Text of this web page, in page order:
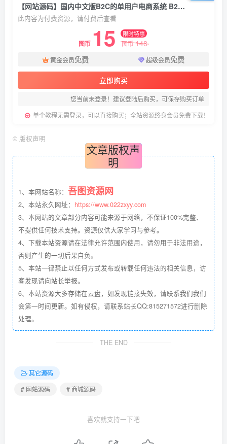
【网站源码】国内中文版B2C的单用户电商系统 B2C外贸在线购物商城源码
此内容为付费资源，请付费后查看
图币 15 限时特惠
图币148
黄金会员免费 超级会员免费
立即购买
您当前未登录！建议登陆后购买，可保存购买订单
单个教程无需登录，可以直接购买；全站资源终身会员免费下载！
© 版权声明
文章版权声
明
1、本网站名称： 吾图资源网
2、本站永久网址： https://www.022zxyy.com
3、本网站的文章部分内容可能来源于网络，不保证100%完整、
不提供任何技术支持。资源仅供大家学习与参考。
4、下载本站资源请在法律允许范围内使用，请勿用于非法用途，
否则产生的一切后果自负。
5、本站一律禁止以任何方式发布或转载任何违法的相关信息，访
客发现请向站长举报。
6、本站资源大多存储在云盘，如发现链接失效，请联系我们我们
会第一时间更新。如有侵权，请联系站长QQ:815271572进行删除
处理。
THE END
其它源码
# 网站源码
# 商城源码
喜欢就支持一下吧